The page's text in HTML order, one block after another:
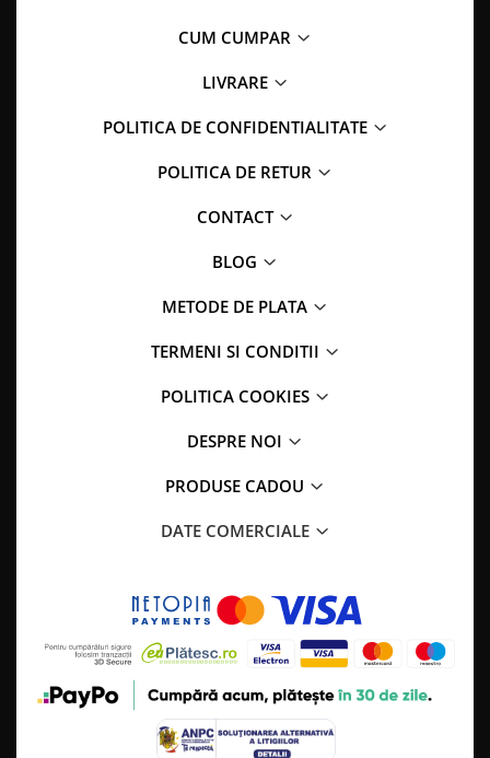
CUM CUMPAR
LIVRARE
POLITICA DE CONFIDENTIALITATE
POLITICA DE RETUR
CONTACT
BLOG
METODE DE PLATA
TERMENI SI CONDITII
POLITICA COOKIES
DESPRE NOI
PRODUSE CADOU
DATE COMERCIALE